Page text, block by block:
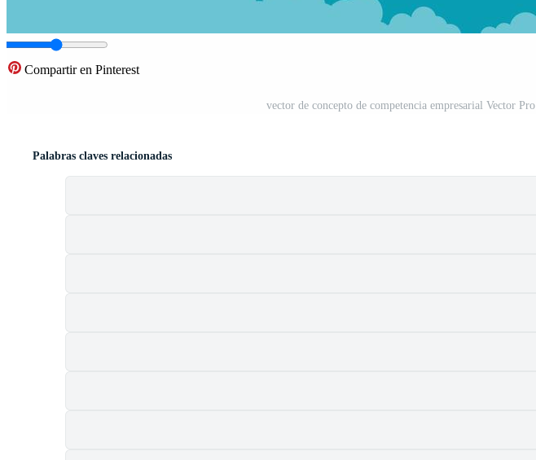
Compartir en Pinterest
vector de concepto de competencia empresarial Vector Pro
Palabras claves relacionadas